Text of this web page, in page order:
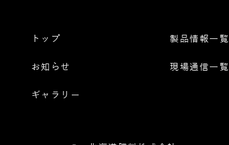
トップ
お知らせ
ギャラリー
製品情報一覧
現場通信一覧